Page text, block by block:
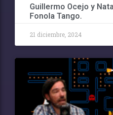
Guillermo Ocejo y
Fonola Tango.
21 diciembre, 2024